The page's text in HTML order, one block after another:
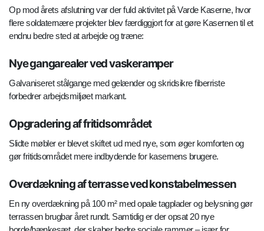
Op mod årets afslutning var der fuld aktivitet på Varde Kaserne, hvor
flere soldaternære projekter blev færdiggjort for at gøre Kasernen til et
endnu bedre sted at arbejde og træne:
Nye gangarealer ved vaskeramper
Galvaniseret stålgange med gelænder og skridsikre fiberriste
forbedrer arbejdsmiljøet markant.
Opgradering af fritidsområdet
Slidte møbler er blevet skiftet ud med nye, som øger komforten og
gør fritidsområdet mere indbydende for kasernens brugere.
Overdækning af terrasse ved konstabelmessen
En ny overdækning på 100 m² med opale tagplader og belysning gør
terrassen brugbar året rundt. Samtidig er der opsat 20 nye